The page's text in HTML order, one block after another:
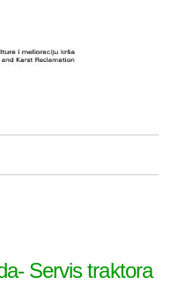
Servis traktora